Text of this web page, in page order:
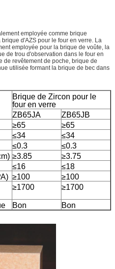
employée comme brique
d'AZS pour le four en verre. La
employée pour la brique de voûte, la
de trou d'observation dans le four en
de revêtement de poche, brique de
utilisée formant la brique de bec dans
Brique de Zircon pour le
four en verre
ZB65JA
ZB65JB
≥65
≥65
≤34
≤34
≤0.3
≤0.3
≥3.85
≥3.75
≤16
≤18
≥100
≥100
≥1700 ≥1700
Bon Bon